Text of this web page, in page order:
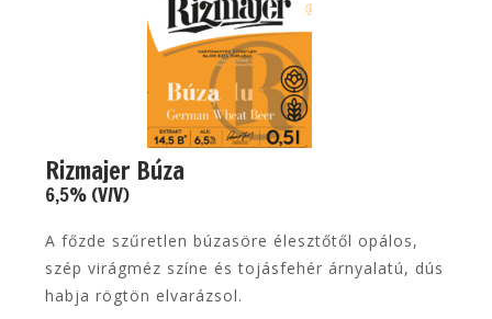
Rizmajer Búza
6,5% (V/V)
A főzde szűretlen búzasöre élesztőtől opálos,
szép virágméz színe és tojásfehér árnyalatú, dús
habja rögtön elvarázsol.